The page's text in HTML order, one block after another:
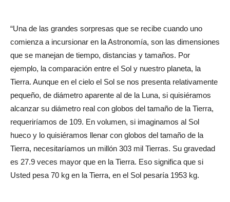
“Una de las grandes sorpresas que se recibe cuando uno
comienza a incursionar en la Astronomía, son las dimensiones
que se manejan de tiempo, distancias y tamaños. Por
ejemplo, la comparación entre el Sol y nuestro planeta, la
Tierra. Aunque en el cielo el Sol se nos presenta relativamente
pequeño, de diámetro aparente al de la Luna, si quisiéramos
alcanzar su diámetro real con globos del tamaño de la Tierra,
requeriríamos de 109. En volumen, si imaginamos al Sol
hueco y lo quisiéramos llenar con globos del tamaño de la
Tierra, necesitaríamos un millón 303 mil Tierras. Su gravedad
es 27.9 veces mayor que en la Tierra. Eso significa que si
Usted pesa 70 kg en la Tierra, en el Sol pesaría 1953 kg.